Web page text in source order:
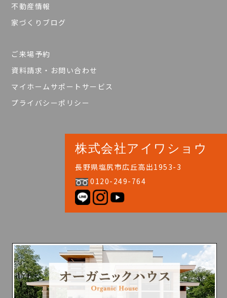
不動産情報
家づくりブログ
ご来場予約
資料請求・お問い合わせ
マイホームサポートサービス
プライバシーポリシー
株式会社アイワショウ
長野県塩尻市広丘高出1953-3
0120-249-764